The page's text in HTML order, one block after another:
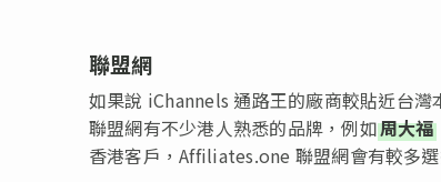
聯盟網
如果說 iChannels 通路王的廠商較貼近台
聯盟網有不少港人熟悉的品牌，例如周大福
香港客戶，Affiliates.one 聯盟網會有較多